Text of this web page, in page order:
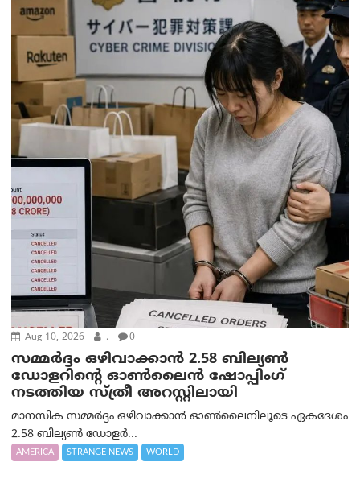
Aug 10, 2026 . 0
സമ്മര്‍ദ്ദം ഒഴിവാക്കാന്‍ 2.58 ബില്യൺ
ഡോളറിന്റെ ഓണ്‍ലൈന്‍ ഷോപ്പിംഗ്
നടത്തിയ സ്ത്രീ അറസ്റ്റിലായി
മാനസിക സമ്മര്‍ദ്ദം ഒഴിവാക്കാന്‍ ഓണ്‍ലൈനിലൂടെ ഏകദേശം
2.58 ബില്യൺ ഡോളർ...
AMERICA STRANGE NEWS WORLD